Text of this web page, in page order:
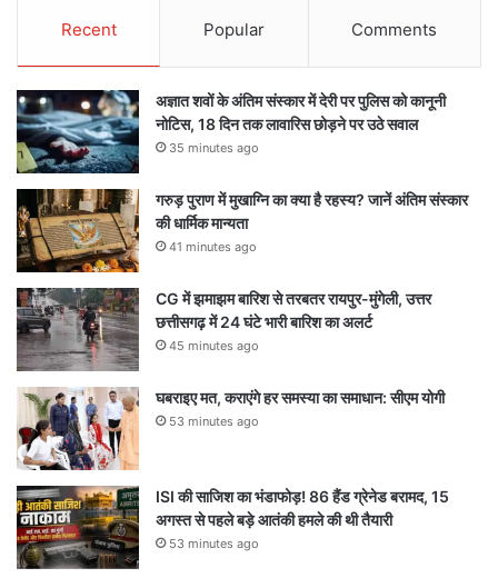
Recent Popular Comments
अज्ञात शवों के अंतिम संस्कार में देरी पर पुलिस को कानूनी
नोटिस, 18 दिन तक लावारिस छोड़ने पर उठे सवाल
35 minutes ago
गरुड़ पुराण में मुखाग्नि का क्या है रहस्य? जानें अंतिम संस्कार
की धार्मिक मान्यता
41 minutes ago
CG में झमाझम बारिश से तरबतर रायपुर-मुंगेली, उत्तर
छत्तीसगढ़ में 24 घंटे भारी बारिश का अलर्ट
45 minutes ago
घबराइए मत, कराएंगे हर समस्या का समाधान: सीएम योगी
53 minutes ago
ISI की साजिश का भंडाफोड़! 86 हैंड ग्रेनेड बरामद, 15
अगस्त से पहले बड़े आतंकी हमले की थी तैयारी
53 minutes ago